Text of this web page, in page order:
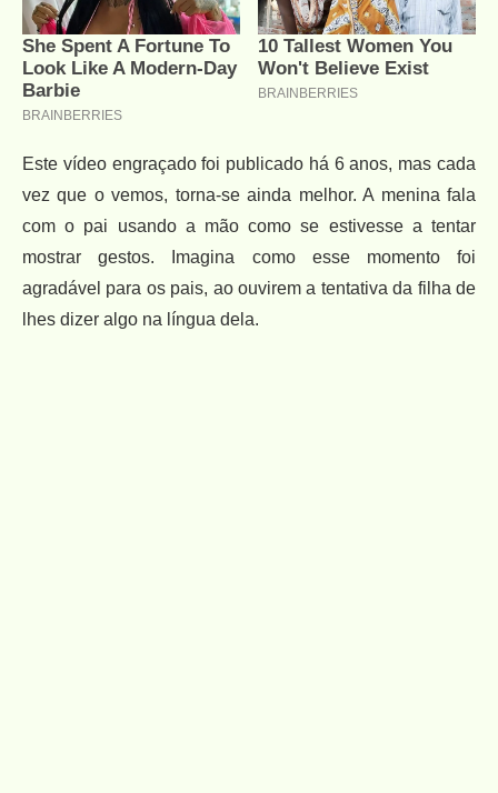
Este vídeo engraçado foi publicado há 6 anos, mas cada
vez que o vemos, torna-se ainda melhor. A menina fala
com o pai usando a mão como se estivesse a tentar
mostrar gestos. Imagina como esse momento foi
agradável para os pais, ao ouvirem a tentativa da filha de
lhes dizer algo na língua dela.